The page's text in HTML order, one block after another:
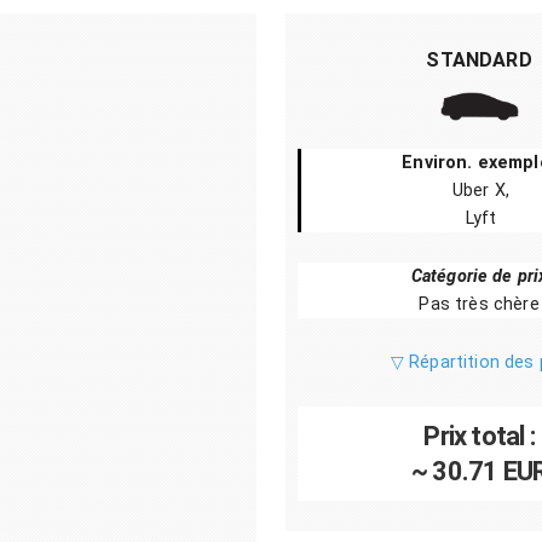
STANDARD
Environ.
Uber X,
Lyft
Catégorie de
Pas très chère
▽ Répartition des
Prix total :
~ 30.71